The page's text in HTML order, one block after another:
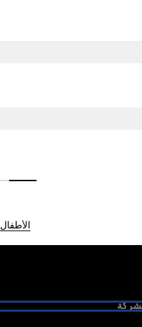
الأطفال